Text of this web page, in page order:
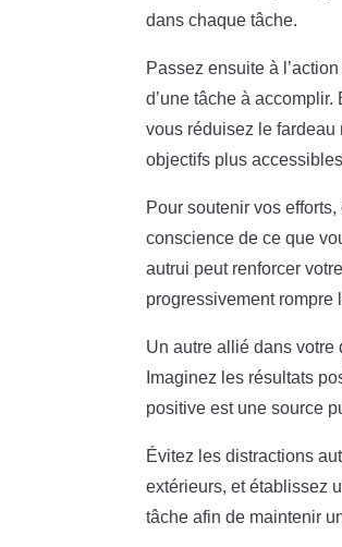
dans chaque tâche.
Passez ensuite à
d’une tâche à
vous réduisez le fardeau
objectifs plus
Pour soutenir vos
conscience de ce que
autrui peut renforcer
progressivement rompre
Un autre allié dans
Imaginez les résultats
positive est une source
Évitez les distractions
extérieurs, et établissez
tâche afin de maintenir